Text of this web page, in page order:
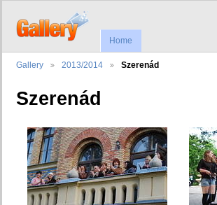
Home
Gallery 2013/2014 Szerenád
Szerenád